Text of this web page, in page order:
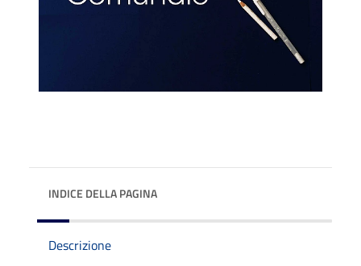
INDICE DELLA PAGINA
Descrizione